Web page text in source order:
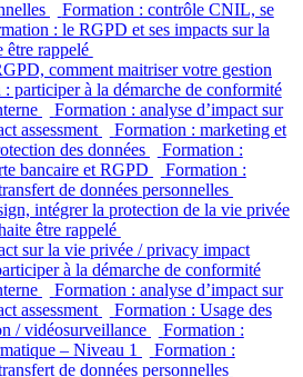
Formation : contrôle CNIL, se
: le RGPD et ses impacts sur la
être rappelé
comment maitriser votre gestion
participer à la démarche de conformité
Formation : analyse d’impact sur
assessment
Formation : marketing et
des données
Formation :
bancaire et RGPD
Formation :
de données personnelles
intégrer la protection de la vie privée
être rappelé
sur la vie privée / privacy impact
à la démarche de conformité
Formation : analyse d’impact sur
assessment
Formation : Usage des
/ vidéosurveillance
Formation :
– Niveau 1
Formation :
de données personnelles